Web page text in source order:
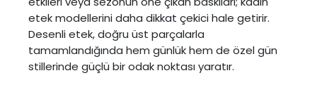
etek modellerini daha dikkat çekici hale getirir.
Desenli etek, doğru üst parçalarla
tamamlandığında hem günlük hem de özel gün
stillerinde güçlü bir odak noktası yaratır.